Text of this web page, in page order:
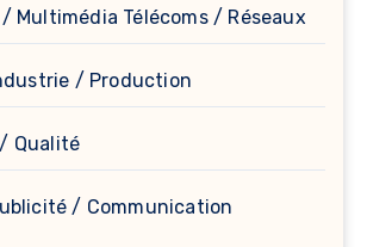
Multimédia Télécoms / Réseaux
/ Production
Qualité
/ Communication